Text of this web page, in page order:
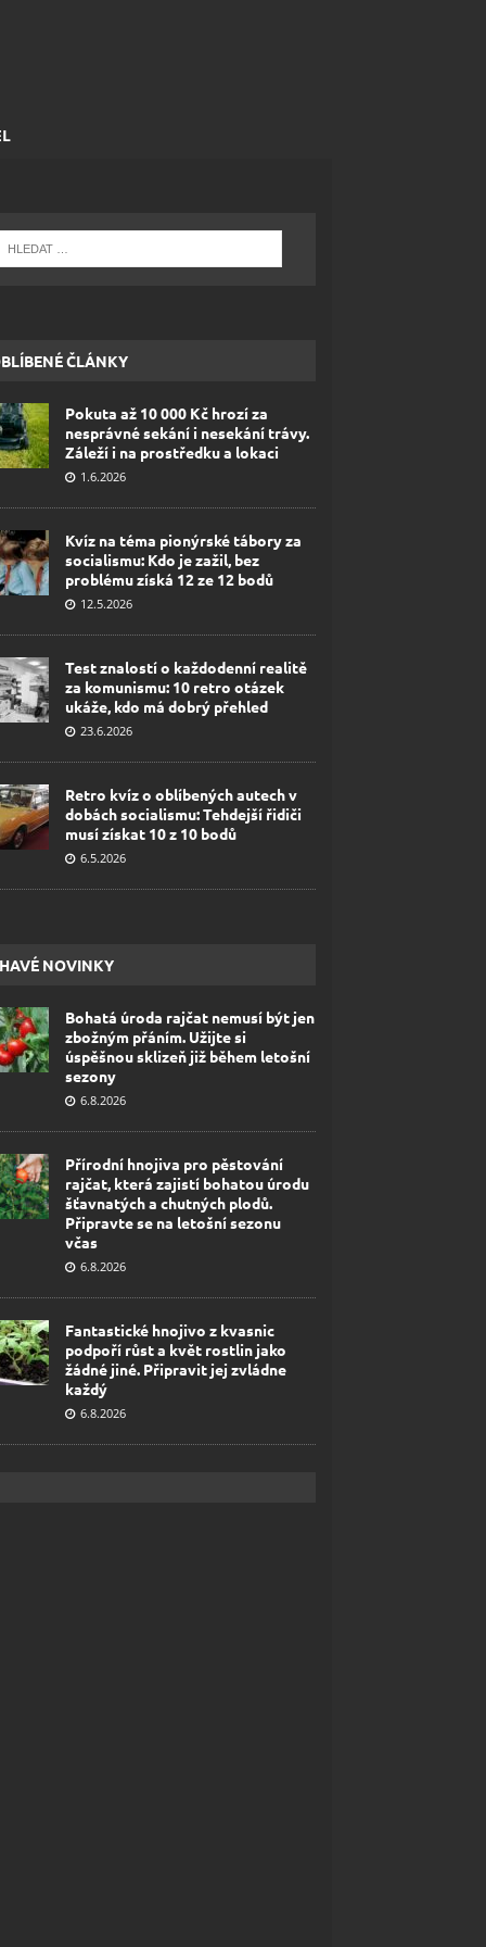
ČLÁNKY
Pokuta až 10 000 Kč hrozí za
nesprávné sekání i nesekání trávy.
Záleží i na prostředku a lokaci
1.6.2026
Kvíz na téma pionýrské tábory za
socialismu: Kdo je zažil, bez
problému získá 12 ze 12 bodů
12.5.2026
Test znalostí o každodenní realitě
za komunismu: 10 retro otázek
ukáže, kdo má dobrý přehled
23.6.2026
Retro kvíz o oblíbených autech v
dobách socialismu: Tehdejší řidiči
musí získat 10 z 10 bodů
6.5.2026
NOVINKY
Bohatá úroda rajčat nemusí být jen
zbožným přáním. Užijte si
úspěšnou sklizeň již během letošní
sezony
6.8.2026
Přírodní hnojiva pro pěstování
rajčat, která zajistí bohatou úrodu
šťavnatých a chutných plodů.
Připravte se na letošní sezonu
včas
6.8.2026
Fantastické hnojivo z kvasnic
podpoří růst a květ rostlin jako
žádné jiné. Připravit jej zvládne
každý
6.8.2026